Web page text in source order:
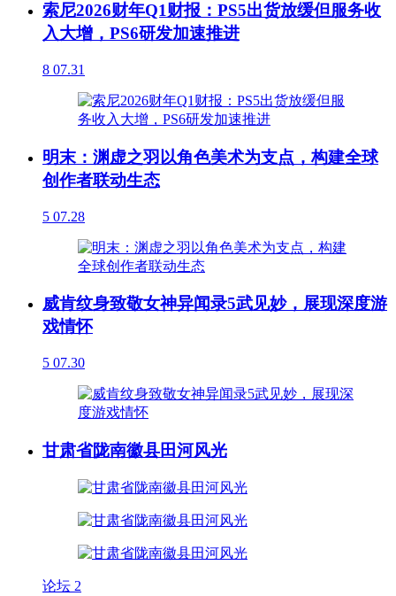
索尼2026财年Q1财报：PS5出货放缓但服务收
入大增，PS6研发加速推进
8 07.31
明末：渊虚之羽以角色美术为支点，构建全球
创作者联动生态
5 07.28
威肯纹身致敬女神异闻录5武见妙，展现深度游
戏情怀
5 07.30
甘肃省陇南徽县田河风光
论坛 2